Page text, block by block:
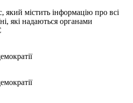
містить інформацію про всі
які надаються органами